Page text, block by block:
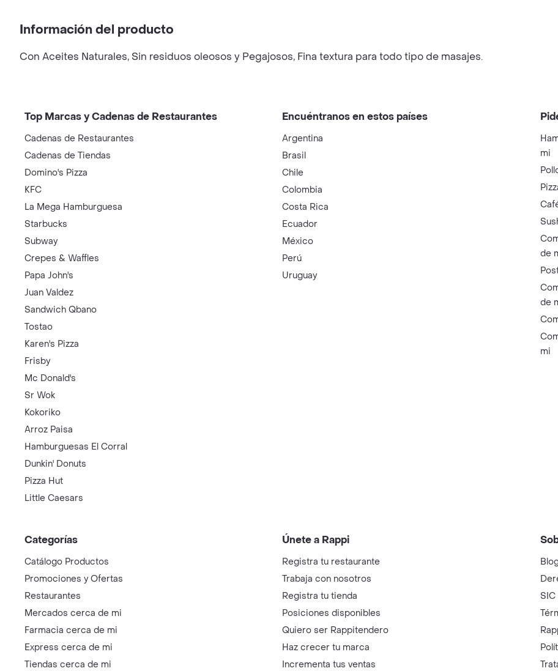
Información del producto
Con Aceites Naturales, Sin residuos oleosos y Pegajosos, Fina textura para todo tipo de masajes.
Top Marcas y Cadenas de Restaurantes
Cadenas de Restaurantes
Cadenas de Tiendas
Domino's Pizza
KFC
La Mega Hamburguesa
Starbucks
Subway
Crepes & Waffles
Papa John's
Juan Valdez
Sandwich Qbano
Tostao
Karen's Pizza
Frisby
Mc Donald's
Sr Wok
Kokoriko
Arroz Paisa
Hamburguesas El Corral
Dunkin' Donuts
Pizza Hut
Little Caesars
Encuéntranos en estos países
Argentina
Brasil
Chile
Colombia
Costa Rica
Ecuador
México
Perú
Uruguay
mi
de
de
mi
Categorías
Catálogo Productos
Promociones y Ofertas
Restaurantes
Mercados cerca de mi
Farmacia cerca de mi
Express cerca de mi
Tiendas cerca de mi
Únete a Rappi
Registra tu restaurante
Trabaja con nosotros
Registra tu tienda
Posiciones disponibles
Quiero ser Rappitendero
Haz crecer tu marca
Incrementa tus ventas
SIC